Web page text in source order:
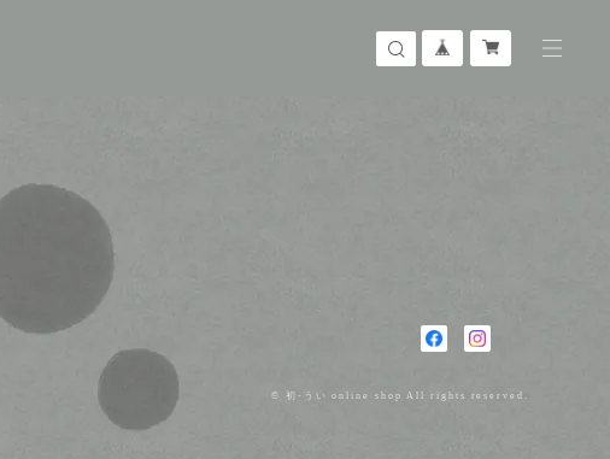
© 初-うい online shop All rights reserved.